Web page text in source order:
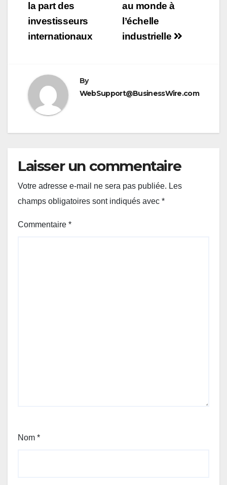
au monde à
l’échelle
industrielle
la part des
investisseurs
internationaux
By
WebSupport@BusinessWire.com
Laisser un commentaire
Votre adresse e-mail ne sera pas publiée. Les
champs obligatoires sont indiqués avec *
Commentaire *
Nom *